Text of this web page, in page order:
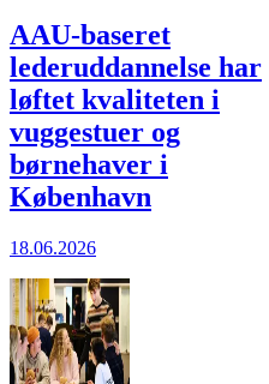
AAU-baseret
lederuddannelse har
løftet kvaliteten i
vuggestuer og
børnehaver i
København
18.06.2026